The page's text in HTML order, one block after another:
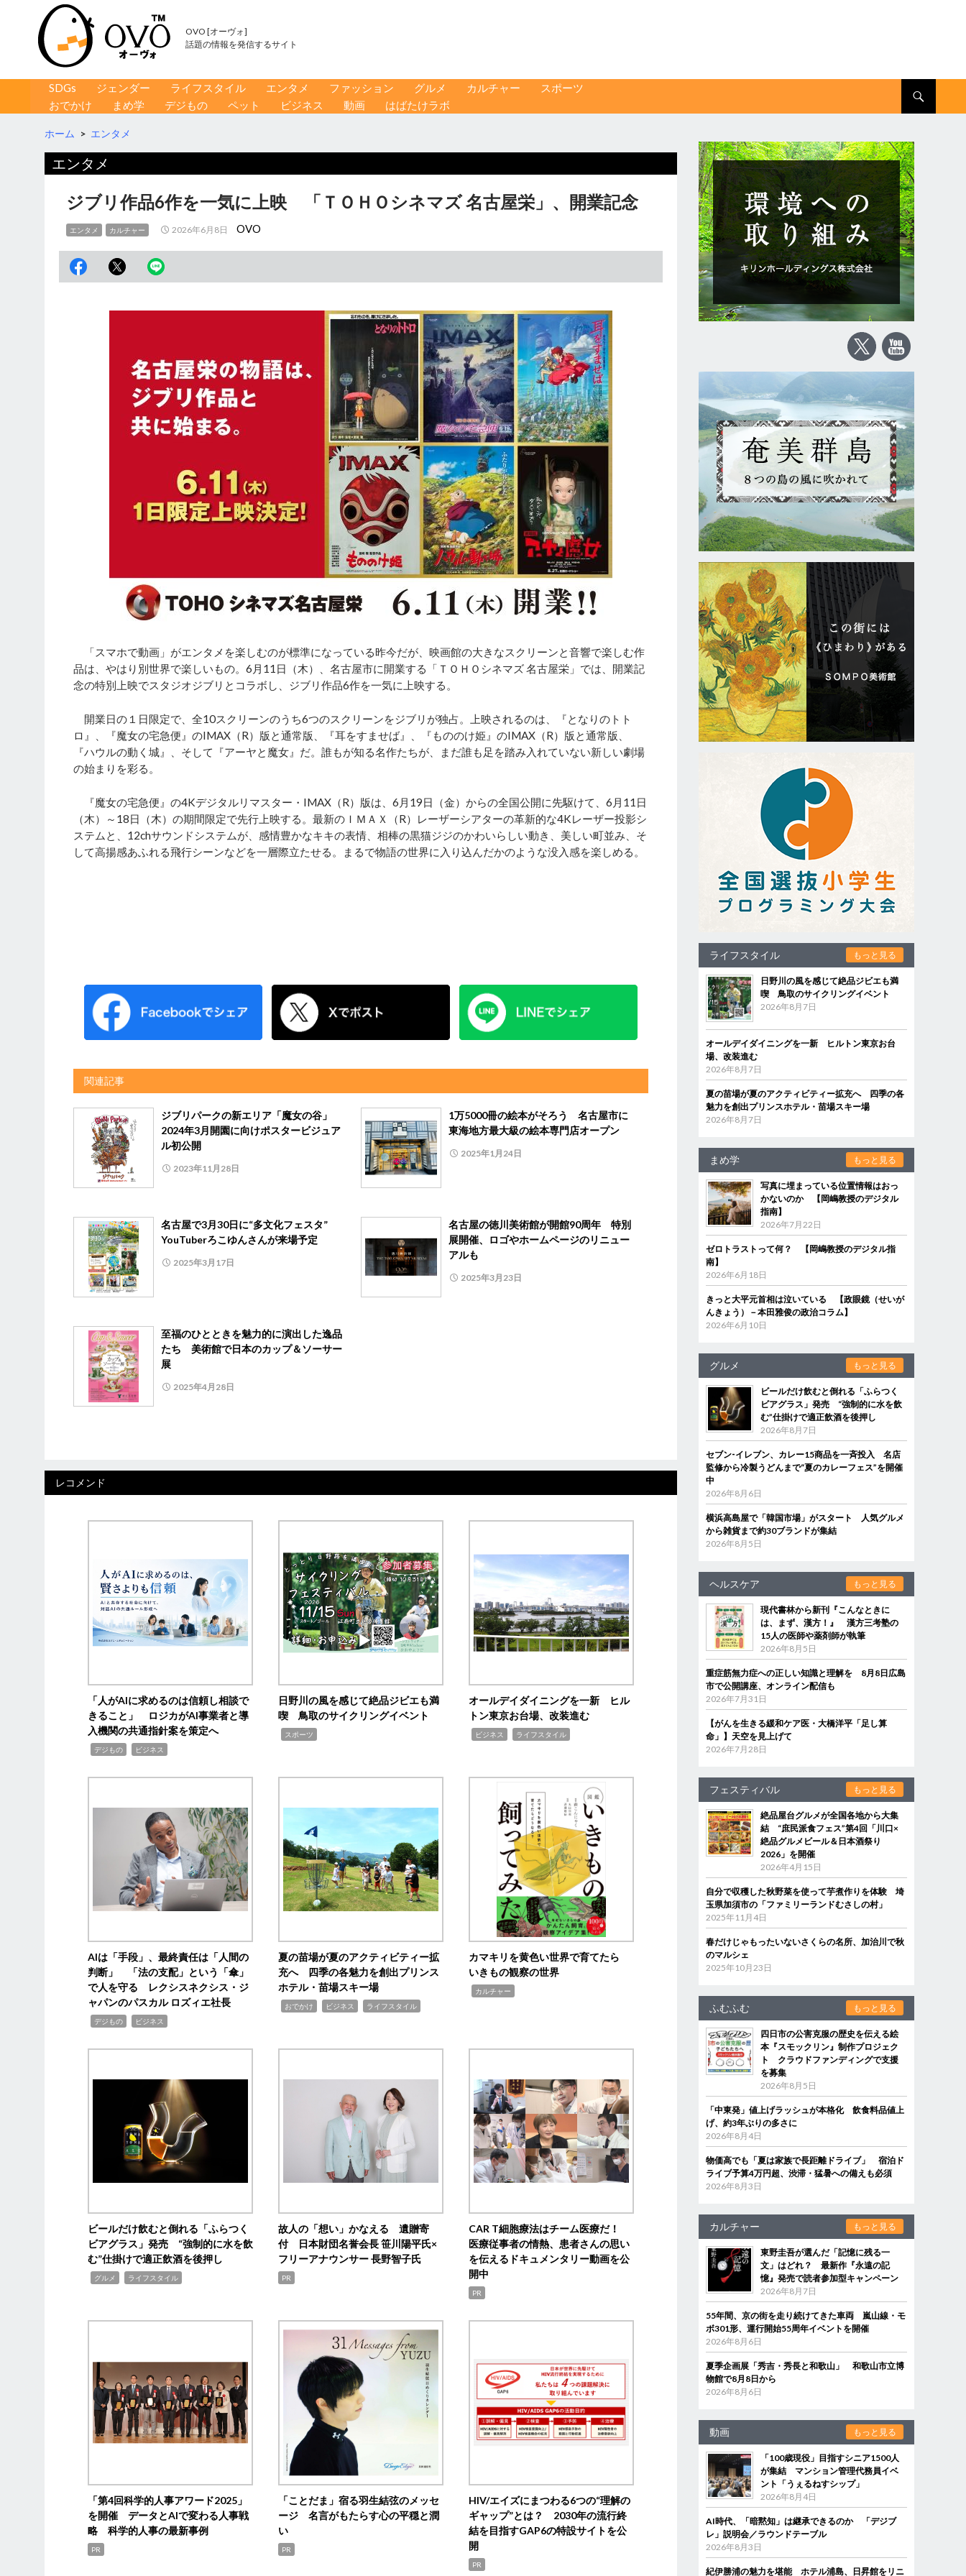
OVO [オーヴォ]
話題の情報を発信するサイト
コンテンツへ移動
SDGs ジェンダー ライフスタイル エンタメ ファッション グルメ カルチャー
スポーツ
おでかけ
まめ学 デジもの ペット ビジネス 動画 はばたけラボ
ホーム > エンタメ
エンタメ
ジブリ作品6作を一気に上映 「ＴＯＨＯシネマズ 名古屋栄」、開業記念
エンタメ カルチャー 2026年6月8日 OVO
「スマホで動画」がエンタメを楽しむのが標準になっている昨今だが、映画館の大きなスクリーンと音響で楽しむ作
品は、やはり別世界で楽しいもの。6月11日（木）、名古屋市に開業する「ＴＯＨＯシネマズ 名古屋栄」では、開業記
念の特別上映でスタジオジブリとコラボし、ジブリ作品6作を一気に上映する。
開業日の１日限定で、全10スクリーンのうち6つのスクリーンをジブリが独占。上映されるのは、『となりのトト
ロ』、『魔女の宅急便』のIMAX（R）版と通常版、『耳をすませば』、『もののけ姫』のIMAX（R）版と通常版、
『ハウルの動く城』、そして『アーヤと魔女』だ。誰もが知る名作たちが、まだ誰も足を踏み入れていない新しい劇場
の始まりを彩る。
『魔女の宅急便』の4Kデジタルリマスター・IMAX（R）版は、6月19日（金）からの全国公開に先駆けて、6月11日
（木）～18日（木）の期間限定で先行上映する。最新のＩＭＡＸ（R）レーザーシアターの革新的な4Kレーザー投影シ
ステムと、12chサウンドシステムが、感情豊かなキキの表情、相棒の黒猫ジジのかわいらしい動き、美しい町並み、そ
して高揚感あふれる飛行シーンなどを一層際立たせる。まるで物語の世界に入り込んだかのような没入感を楽しめる。
関連記事
ジブリパークの新エリア「魔女の谷」
2024年3月開園に向けポスタービジュア
ル初公開
2023年11月28日
1万5000冊の絵本がそろう 名古屋市に
東海地方最大級の絵本専門店オープン
2025年1月24日
名古屋で3月30日に“多文化フェスタ”
YouTuberろこゆんさんが来場予定
2025年3月17日
名古屋の徳川美術館が開館90周年 特別
展開催、ロゴやホームページのリニュー
アルも
2025年3月23日
至福のひとときを魅力的に演出した逸品
たち 美術館で日本のカップ＆ソーサー
展
2025年4月28日
レコメンド
「人がAIに求めるのは信頼し相談で
きること」 ロジカがAI事業者と導
入機関の共通指針案を策定へ
デジもの ビジネス
日野川の風を感じて絶品ジビエも満
喫 鳥取のサイクリングイベント
スポーツ
オールデイダイニングを一新 ヒル
トン東京お台場、改装進む
ビジネス ライフスタイル
AIは「手段」、最終責任は「人間の
判断」 「法の支配」という「傘」
で人を守る レクシスネクシス・ジ
ャパンのパスカル ロズィエ社長
デジもの ビジネス
夏の苗場が夏のアクティビティー拡
充へ 四季の各魅力を創出プリンス
ホテル・苗場スキー場
おでかけ ビジネス ライフスタイル
カマキリを黄色い世界で育てたら
いきもの観察の世界
カルチャー
ビールだけ飲むと倒れる「ふらつく
ビアグラス」発売 “強制的に水を飲
む”仕掛けで適正飲酒を後押し
グルメ ライフスタイル
故人の「想い」かなえる 遺贈寄
付 日本財団名誉会長 笹川陽平氏×
フリーアナウンサー 長野智子氏
PR
CAR T細胞療法はチーム医療だ！
医療従事者の情熱、患者さんの思い
を伝えるドキュメンタリー動画を公
開中
PR
「第4回科学的人事アワード2025」
を開催 データとAIで変わる人事戦
略 科学的人事の最新事例
PR
「ことだま」宿る羽生結弦のメッセ
ージ 名言がもたらす心の平穏と潤
い
PR
HIV/エイズにまつわる6つの“理解の
ギャップ”とは？ 2030年の流行終
結を目指すGAP6の特設サイトを公
開
PR
ライフスタイル もっと見る
日野川の風を感じて絶品ジビエも満
喫 鳥取のサイクリングイベント
2026年8月7日
オールデイダイニングを一新 ヒルトン東京お台
場、改装進む
2026年8月7日
夏の苗場が夏のアクティビティー拡充へ 四季の各
魅力を創出プリンスホテル・苗場スキー場
2026年8月7日
まめ学 もっと見る
写真に埋まっている位置情報はおっ
かないのか 【岡嶋教授のデジタル
指南】
2026年7月22日
ゼロトラストって何？ 【岡嶋教授のデジタル指
南】
2026年6月18日
きっと大平元首相は泣いている 【政眼鏡（せいが
んきょう）－本田雅俊の政治コラム】
2026年6月10日
グルメ もっと見る
ビールだけ飲むと倒れる「ふらつく
ビアグラス」発売 “強制的に水を飲
む”仕掛けで適正飲酒を後押し
2026年8月7日
セブン‐イレブン、カレー15商品を一斉投入 名店
監修から冷製うどんまで“夏のカレーフェス”を開催
中
2026年8月6日
横浜高島屋で「韓国市場」がスタート 人気グルメ
から雑貨まで約30ブランドが集結
2026年8月5日
ヘルスケア もっと見る
現代書林から新刊『こんなときに
は、まず、漢方！』 漢方三考塾の
15人の医師や薬剤師が執筆
2026年8月5日
重症筋無力症への正しい知識と理解を 8月8日広島
市で公開講座、オンライン配信も
2026年7月31日
【がんを生きる緩和ケア医・大橋洋平「足し算
命」】天空を見上げて
2026年7月28日
フェスティバル もっと見る
絶品屋台グルメが全国各地から大集
結 “庶民派食フェス”第4回「川口×
絶品グルメビール＆日本酒祭り
2026」を開催
2026年4月15日
自分で収穫した秋野菜を使って芋煮作りを体験 埼
玉県加須市の「ファミリーランドむさしの村」
2025年11月4日
春だけじゃもったいないさくらの名所、加治川で秋
のマルシェ
2025年10月23日
ふむふむ もっと見る
四日市の公害克服の歴史を伝える絵
本『スモックリン』制作プロジェク
ト クラウドファンディングで支援
を募集
2026年8月5日
「中東発」値上げラッシュが本格化 飲食料品値上
げ、約3年ぶりの多さに
2026年8月4日
物価高でも「夏は家族で長距離ドライブ」 宿泊ド
ライブ予算4万円超、渋滞・猛暑への備えも必須
2026年8月3日
カルチャー もっと見る
東野圭吾が選んだ「記憶に残る一
文」はどれ？ 最新作『永遠の記
憶』発売で読者参加型キャンペーン
2026年8月7日
55年間、京の街を走り続けてきた車両 嵐山線・モ
ボ301形、運行開始55周年イベントを開催
2026年8月6日
夏季企画展「秀吉・秀長と和歌山」 和歌山市立博
物館で8月8日から
2026年8月6日
動画 もっと見る
「100歳現役」目指すシニア1500人
が集結 マンション管理代務員イベ
ント「うぇるねすシップ」
2026年8月4日
AI時代、「暗黙知」は継承できるのか 「デジブ
レ」説明会／ラウンドテーブル
2026年8月3日
紀伊勝浦の魅力を堪能 ホテル浦島、日昇館をリニ